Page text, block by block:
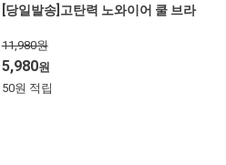
[당일발송]고탄력 노와이어 쿨 브라
11,980원
5,980원
50원 적립